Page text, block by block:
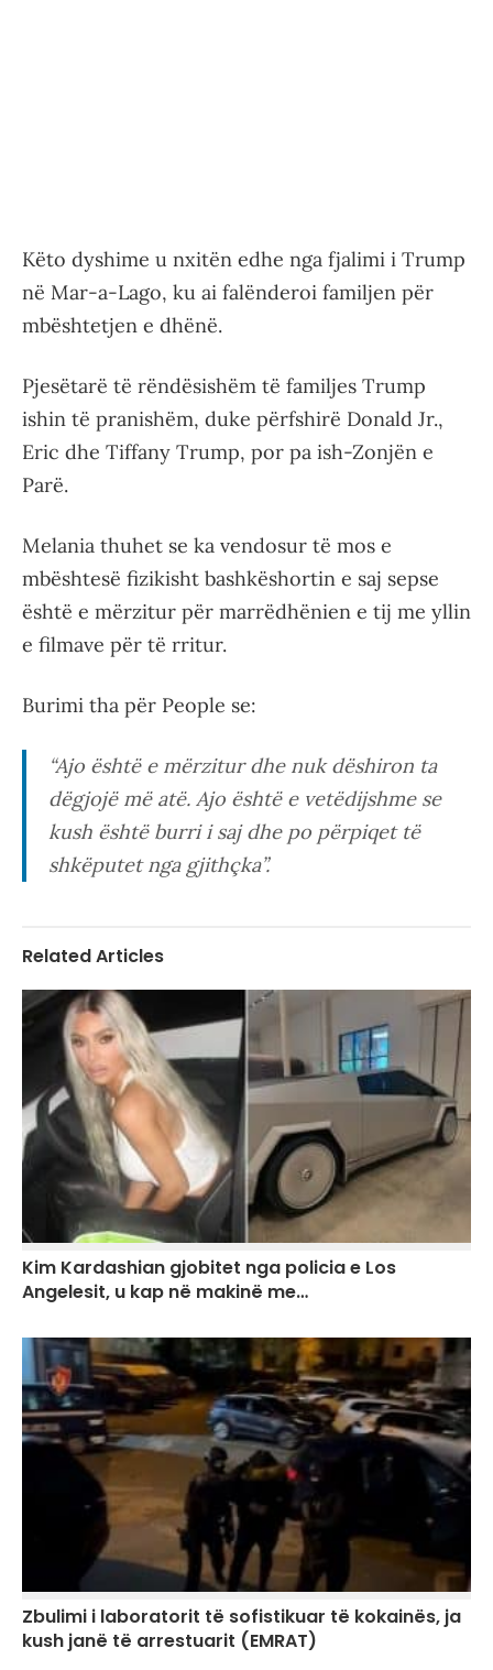
Këto dyshime u nxitën edhe nga fjalimi i Trump
në Mar-a-Lago, ku ai falënderoi familjen për
mbështetjen e dhënë.
Pjesëtarë të rëndësishëm të familjes Trump
ishin të pranishëm, duke përfshirë Donald Jr.,
Eric dhe Tiffany Trump, por pa ish-Zonjën e
Parë.
Melania thuhet se ka vendosur të mos e
mbështesë fizikisht bashkëshortin e saj sepse
është e mërzitur për marrëdhënien e tij me yllin
e filmave për të rritur.
Burimi tha për People se:
“Ajo është e mërzitur dhe nuk dëshiron ta
dëgjojë më atë. Ajo është e vetëdijshme se
kush është burri i saj dhe po përpiqet të
shkëputet nga gjithçka”.
Related Articles
Kim Kardashian gjobitet nga policia e Los
Angelesit, u kap në makinë me…
Zbulimi i laboratorit të sofistikuar të kokainës, ja
kush janë të arrestuarit (EMRAT)